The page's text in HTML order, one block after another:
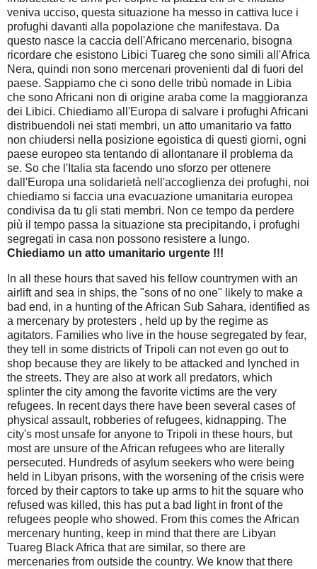
veniva ucciso, questa situazione ha messo in cattiva luce i
profughi davanti alla popolazione che manifestava. Da
questo nasce la caccia dell'Africano mercenario, bisogna
ricordare che esistono Libici Tuareg che sono simili all'Africa
Nera, quindi non sono mercenari provenienti dal di fuori del
paese. Sappiamo che ci sono delle tribù nomade in Libia
che sono Africani non di origine araba come la maggioranza
dei Libici. Chiediamo all'Europa di salvare i profughi Africani
distribuendoli nei stati membri, un atto umanitario va fatto
non chiudersi nella posizione egoistica di questi giorni, ogni
paese europeo sta tentando di allontanare il problema da
se. So che l'Italia sta facendo uno sforzo per ottenere
dall'Europa una solidarietà nell'accoglienza dei profughi, noi
chiediamo si faccia una evacuazione umanitaria europea
condivisa da tu gli stati membri. Non ce tempo da perdere
più il tempo passa la situazione sta precipitando, i profughi
segregati in casa non possono resistere a lungo.
Chiediamo un atto umanitario urgente !!!
In all these hours that saved his fellow countrymen with an
airlift and sea in ships, the "sons of no one" likely to make a
bad end, in a hunting of the African Sub Sahara, identified as
a mercenary by protesters , held up by the regime as
agitators. Families who live in the house segregated by fear,
they tell in some districts of Tripoli can not even go out to
shop because they are likely to be attacked and lynched in
the streets. They are also at work all predators, which
splinter the city among the favorite victims are the very
refugees. In recent days there have been several cases of
physical assault, robberies of refugees, kidnapping. The
city's most unsafe for anyone to Tripoli in these hours, but
most are unsure of the African refugees who are literally
persecuted. Hundreds of asylum seekers who were being
held in Libyan prisons, with the worsening of the crisis were
forced by their captors to take up arms to hit the square who
refused was killed, this has put a bad light in front of the
refugees people who showed. From this comes the African
mercenary hunting, keep in mind that there are Libyan
Tuareg Black Africa that are similar, so there are
mercenaries from outside the country. We know that there